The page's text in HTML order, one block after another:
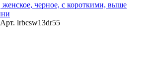
Арт. lrbcsw13dr55